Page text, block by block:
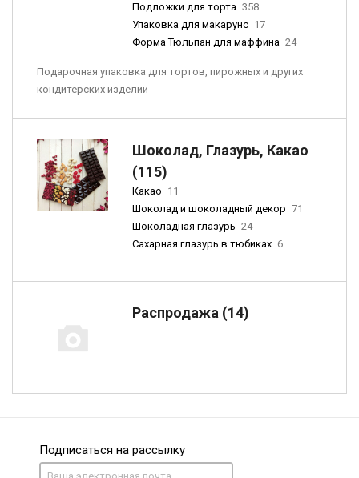
Подложки для торта 358
Упаковка для макарунс 17
Форма Тюльпан для маффина 24
Подарочная упаковка для тортов, пирожных и других
кондитерских изделий
Шоколад, Глазурь, Какао
(115)
Какао 11
Шоколад и шоколадный декор 71
Шоколадная глазурь 24
Сахарная глазурь в тюбиках 6
Распродажа (14)
Подписаться на рассылку